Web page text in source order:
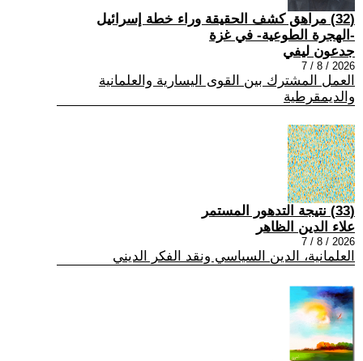
(32) مراهق كشف الحقيقة وراء خطة إسرائيل
-الهجرة الطوعية- في غزة
جدعون ليفي
2026 / 8 / 7
العمل المشترك بين القوى اليسارية والعلمانية
والديمقرطية
(33) نتيجة التدهور المستمر
علاء الدين الظاهر
2026 / 8 / 7
العلمانية، الدين السياسي ونقد الفكر الديني